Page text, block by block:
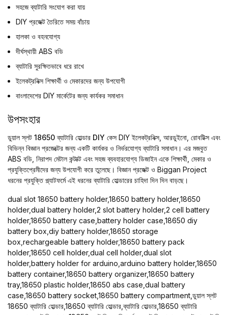
সহজে ব্যাটারি সংযোগ করা যায়
DIY প্রজেক্ট তৈরিতে সময় বাঁচায়
হালকা ও বহনযোগ্য
দীর্ঘস্থায়ী ABS বডি
ব্যাটারি সুরক্ষিতভাবে ধরে রাখে
ইলেকট্রনিক্স শিক্ষার্থী ও মেকারদের জন্য উপযোগী
বাংলাদেশের DIY মার্কেটের জন্য কার্যকর সমাধান
উপসংহার
ডুয়াল স্লট 18650 ব্যাটারি হোল্ডার DIY কেস DIY ইলেকট্রনিক্স, আরডুইনো, রোবটিক্স এবং
বিভিন্ন বিজ্ঞান প্রজেক্টের জন্য একটি কার্যকর ও নির্ভরযোগ্য ব্যাটারি সমাধান। এর মজবুত
ABS বডি, নিরাপদ মেটাল কন্টাক্ট এবং সহজ ব্যবহারযোগ্য ডিজাইন একে শিক্ষার্থী, মেকার ও
প্রযুক্তিপ্রেমীদের জন্য উপযোগী করে তুলেছে। বিজ্ঞান প্রজেক্ট ও Biggan Project
ধরনের প্রযুক্তি প্ল্যাটফর্মে এই ধরনের ব্যাটারি হোল্ডারের চাহিদা দিন দিন বাড়ছে।
dual slot 18650 battery holder,18650 battery holder,18650
holder,dual battery holder,2 slot battery holder,2 cell battery
holder,18650 battery case,battery holder case,18650 diy
battery box,diy battery holder,18650 storage
box,rechargeable battery holder,18650 battery pack
holder,18650 cell holder,dual cell holder,dual slot
holder,battery holder for arduino,arduino battery holder,18650
battery container,18650 battery organizer,18650 battery
tray,18650 plastic holder,18650 abs case,dual battery
case,18650 battery socket,18650 battery compartment,ডুয়াল স্লট
18650 ব্যাটারি হোল্ডার,18650 ব্যাটারি হোল্ডার,ব্যাটারি হোল্ডার,18650 ব্যাটারি